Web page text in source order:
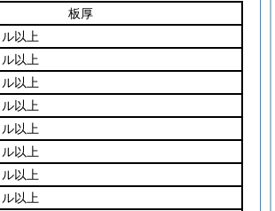
板厚
以上
以上
以上
以上
以上
以上
以上
以上